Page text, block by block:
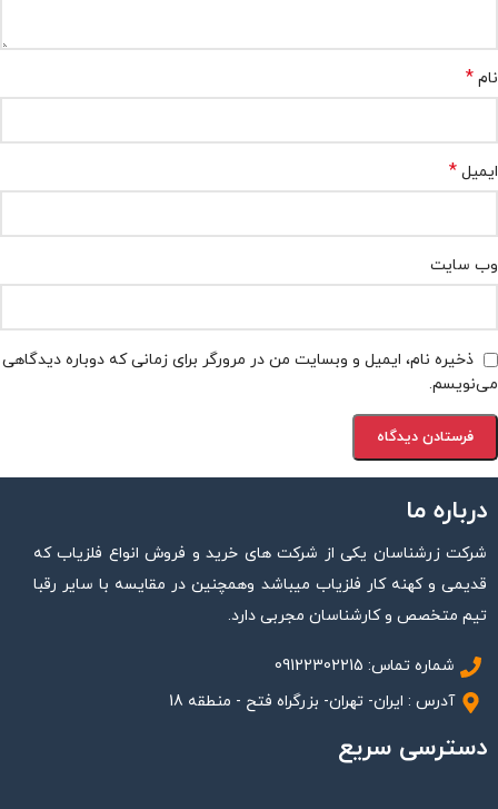
نام *
ایمیل *
وب‌ سایت
ذخیره نام، ایمیل و وبسایت من در مرورگر برای زمانی که دوباره دیدگاهی
می‌نویسم.
درباره ما
شرکت زرشناسان یکی از شرکت های خرید و فروش انواع فلزیاب که
قدیمی و کهنه کار فلزیاب میباشد وهمچنین در مقایسه با سایر رقبا
تیم متخصص و کارشناسان مجربی دارد.
شماره تماس: 09122302215
آدرس : ایران- تهران- بزرگراه فتح - منطقه 18
دسترسی سریع